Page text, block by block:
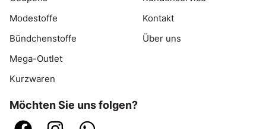
Modestoffe
Bündchenstoffe
Mega-Outlet
Kurzwaren
Kontakt
Über uns
Möchten Sie uns folgen?